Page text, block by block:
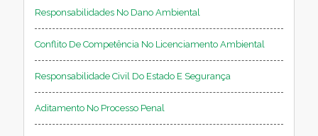
Responsabilidades No Dano Ambiental
Conflito De Competência No Licenciamento Ambiental
Responsabilidade Civil Do Estado E Segurança
Aditamento No Processo Penal